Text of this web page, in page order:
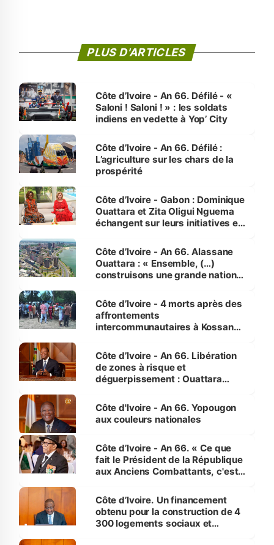
PLUS D'ARTICLES
Côte d’Ivoire - An 66. Défilé - «
Saloni ! Saloni ! » : les soldats
indiens en vedette à Yop’ City
Côte d’Ivoire - An 66. Défilé :
L’agriculture sur les chars de la
prospérité
Côte d’Ivoire - Gabon : Dominique
Ouattara et Zita Oligui Nguema
échangent sur leurs initiatives en
enfants
Côte d’Ivoire - An 66. Alassane
Ouattara : « Ensemble, (…)
construisons une grande nation
générations futures »
Côte d’Ivoire - 4 morts après des
affrontements
intercommunautaires à Kossandji
milieu des sinistrés
Côte d’Ivoire - An 66. Libération
de zones à risque et
déguerpissement : Ouattara
l'Etat de droit pour préserver les
vies humaines »
Côte d'Ivoire - An 66. Yopougon
aux couleurs nationales
Côte d’Ivoire - An 66. « Ce que
fait le Président de la République
aux Anciens Combattants, c'est
Côte d’Ivoire. Un financement
obtenu pour la construction de 4
300 logements sociaux et